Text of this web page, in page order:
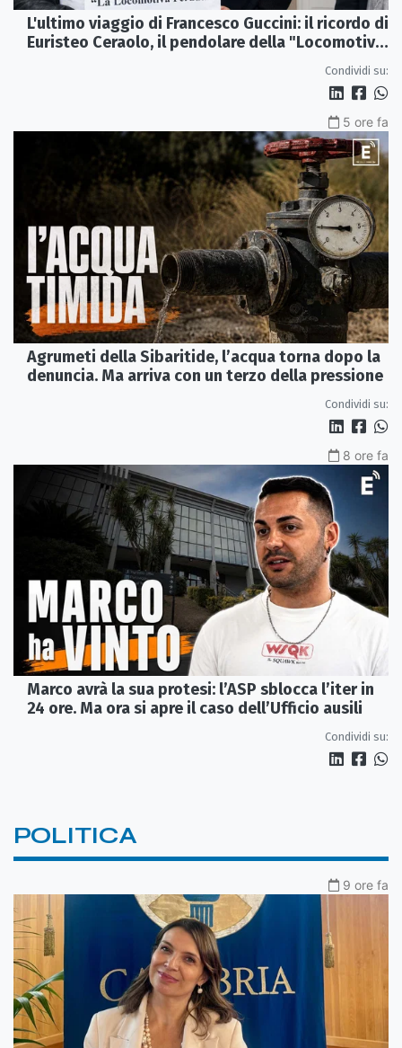
L'ultimo viaggio di Francesco Guccini: il ricordo di
Euristeo Ceraolo, il pendolare della "Locomotiva
Condividi su:
5 ore fa
Agrumeti della Sibaritide, l’acqua torna dopo la
denuncia. Ma arriva con un terzo della pressione
Condividi su:
8 ore fa
Marco avrà la sua protesi: l’ASP sblocca l’iter in
24 ore. Ma ora si apre il caso dell’Ufficio ausili
Condividi su:
POLITICA
9 ore fa